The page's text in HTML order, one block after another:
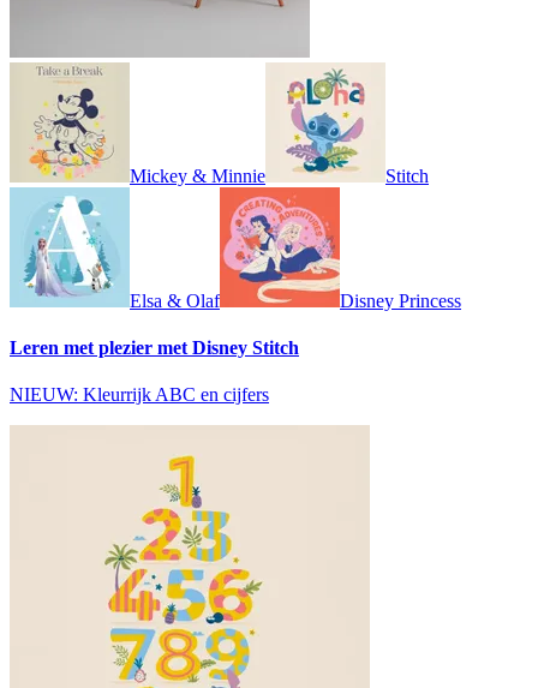
Mickey & Minnie Stitch
Elsa & Olaf Disney Princess
Leren met plezier met Disney Stitch
NIEUW: Kleurrijk ABC en cijfers